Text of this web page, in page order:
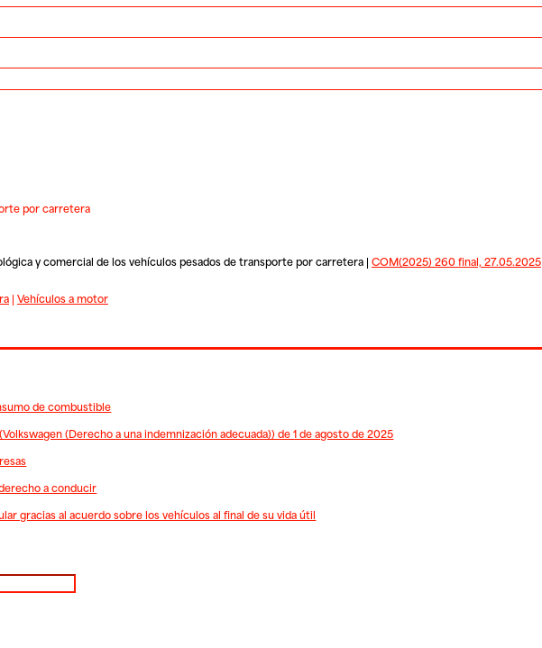
por carretera
y comercial de los vehículos pesados de transporte por carretera | COM(2025) 260 final, 27.05.2025
| Vehículos a motor
de combustible
(Derecho a una indemnización adecuada)) de 1 de agosto de 2025
a conducir
gracias al acuerdo sobre los vehículos al final de su vida útil